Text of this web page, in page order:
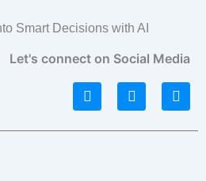
Smart Decisions with AI
Let's connect on Social Media
L
i
n
k
I
n
s
t
F
a
c
e